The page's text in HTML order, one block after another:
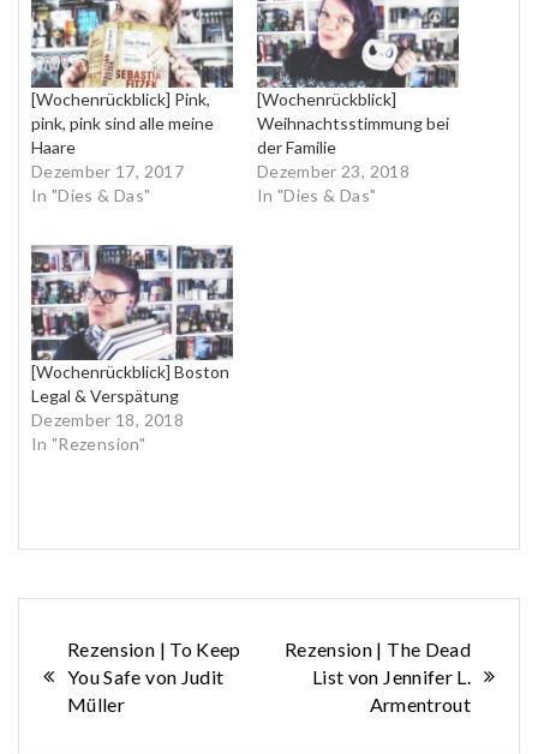
[Wochenrückblick] Pink,
pink, pink sind alle meine
Haare
Dezember 17, 2017
In "Dies & Das"
[Wochenrückblick]
Weihnachtsstimmung bei
der Familie
Dezember 23, 2018
In "Dies & Das"
[Wochenrückblick] Boston
Legal & Verspätung
Dezember 18, 2018
In "Rezension"
Beitragsnavigation
Rezension | To Keep
You Safe von Judit
Müller
Rezension | The Dead
List von Jennifer L.
Armentrout